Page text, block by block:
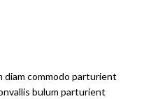
commodo parturient
bulum parturient